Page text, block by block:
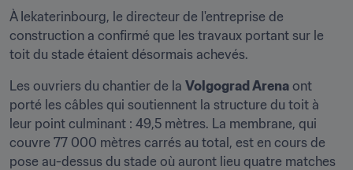
À Iekaterinbourg, le directeur de l'entreprise de
construction a confirmé que les travaux portant sur le
toit du stade étaient désormais achevés.
Les ouvriers du chantier de la Volgograd Arena ont
porté les câbles qui soutiennent la structure du toit à
leur point culminant : 49,5 mètres. La membrane, qui
couvre 77 000 mètres carrés au total, est en cours de
pose au-dessus du stade où auront lieu quatre matches